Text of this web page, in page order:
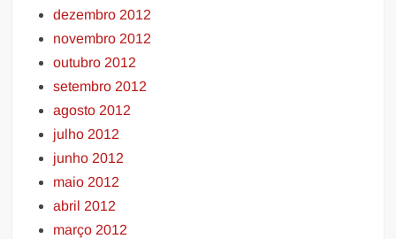
dezembro 2012
novembro 2012
outubro 2012
setembro 2012
agosto 2012
julho 2012
junho 2012
maio 2012
abril 2012
março 2012